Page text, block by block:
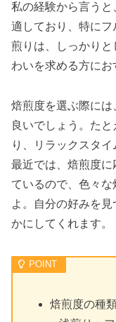
私の経験から言う
適しており、特に
煎りは、しっかり
わいを求める方にお
焙煎度を選ぶ際には
良いでしょう。た
り、リラックスタイ
最近では、焙煎度
ているので、色々
よ。自分の好みを
かにしてくれます。
焙煎度の種類